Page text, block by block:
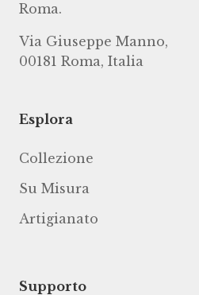
Roma.
Via Giuseppe Manno,
00181 Roma, Italia
Esplora
Collezione
Su Misura
Artigianato
Supporto